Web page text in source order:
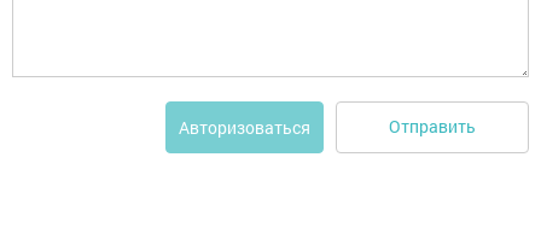
Авторизоваться Отправить